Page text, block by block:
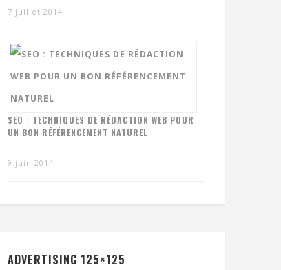
7 juillet 2014
SEO : TECHNIQUES DE RÉDACTION WEB POUR
UN BON RÉFÉRENCEMENT NATUREL
9 juin 2014
ADVERTISING 125×125